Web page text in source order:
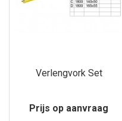
Verlengvork Set
Prijs op aanvraag